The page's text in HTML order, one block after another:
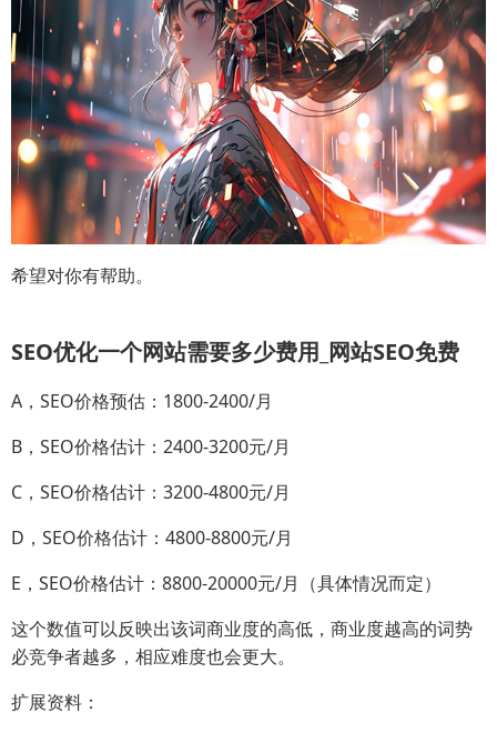
希望对你有帮助。
SEO优化一个网站需要多少费用_网站SEO免费
A，SEO价格预估：1800-2400/月
B，SEO价格估计：2400-3200元/月
C，SEO价格估计：3200-4800元/月
D，SEO价格估计：4800-8800元/月
E，SEO价格估计：8800-20000元/月（具体情况而定）
这个数值可以反映出该词商业度的高低，商业度越高的词势
必竞争者越多，相应难度也会更大。
扩展资料：